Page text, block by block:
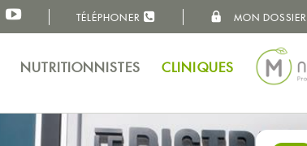
TÉLÉPHONER MON DOSSIER
NUTRITIONNISTES CLINIQUES